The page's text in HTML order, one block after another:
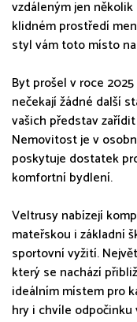
vzdáleným jen
klidném prostředí
styl vám toto místo
Byt prošel v roce
nečekají žádné další
vašich představ
Nemovitost je v
poskytuje dostatek
komfortní bydlení.
Veltrusy nabízejí
mateřskou i základní
sportovní vyžití.
který se nachází
ideálním místem pro
hry i chvíle odpočinku